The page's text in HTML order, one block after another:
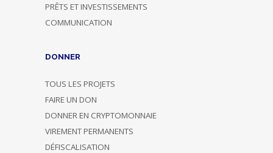
PRÊTS ET INVESTISSEMENTS
COMMUNICATION
DONNER
TOUS LES PROJETS
FAIRE UN DON
DONNER EN CRYPTOMONNAIE
VIREMENT PERMANENTS
DÉFISCALISATION